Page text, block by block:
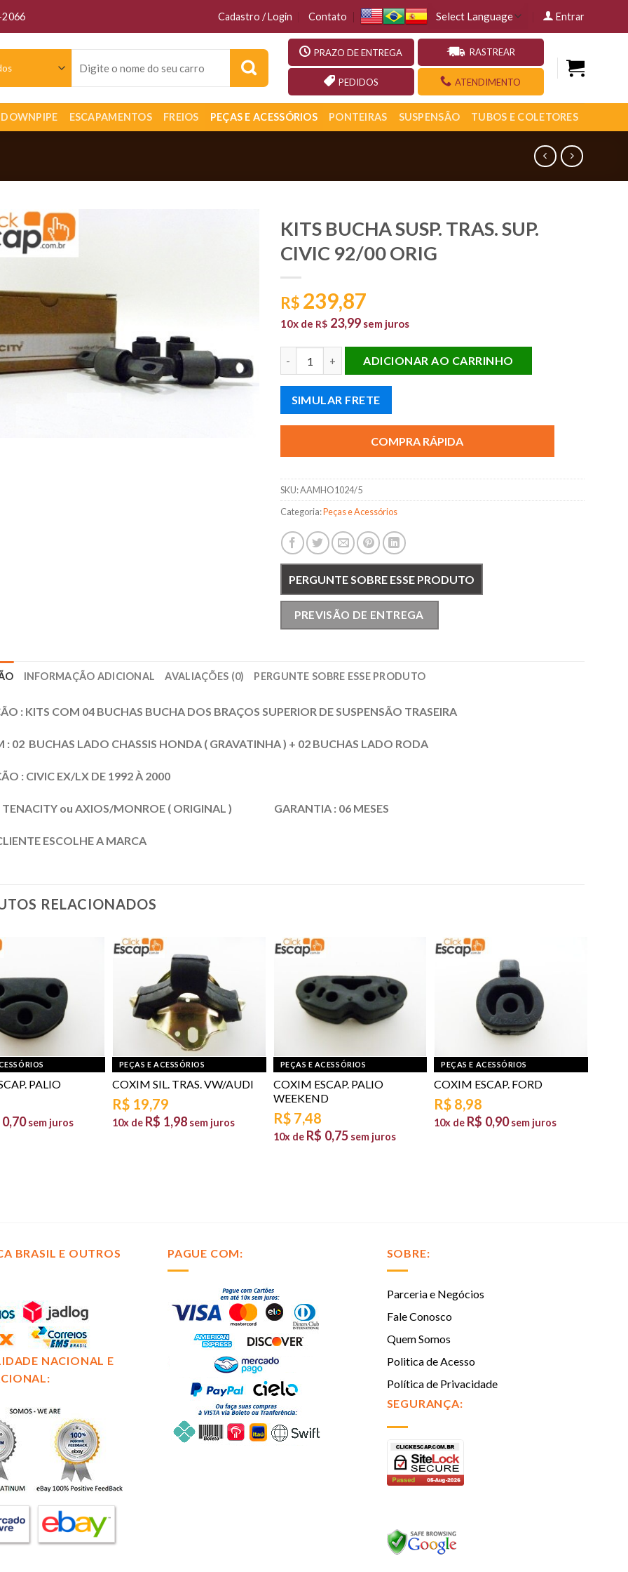
2066 Cadastro / Login Contato Entrar
por:
PRAZO DE ENTREGA
PEDIDOS
RASTREAR
ATENDIMENTO
DOWNPIPE ESCAPAMENTOS FREIOS PEÇAS E ACESSÓRIOS PONTEIRAS SUSPENSÃO TUBOS E COLETORES
KITS BUCHA SUSP. TRAS. SUP.
CIVIC 92/00 ORIG
R$ 239,87
10x de R$ 23,99 sem juros
ADICIONAR AO CARRINHO
SIMULAR FRETE
COMPRA RÁPIDA
SKU:AAMHO1024/5
Categoria:Peças e Acessórios
PERGUNTE SOBRE ESSE PRODUTO
PREVISÃO DE ENTREGA
INFORMAÇÃO ADICIONAL AVALIAÇÕES (0) PERGUNTE SOBRE ESSE PRODUTO
: KITS COM 04 BUCHAS BUCHA DOS BRAÇOS SUPERIOR DE SUSPENSÃO TRASEIRA
: 02 BUCHAS LADO CHASSIS HONDA ( GRAVATINHA ) + 02 BUCHAS LADO RODA
: CIVIC EX/LX DE 1992 À 2000
TENACITY ou AXIOS/MONROE ( ORIGINAL ) GARANTIA : 06 MESES
ESCOLHE A MARCA
RELACIONADOS
PALIO
0,70 sem juros
PEÇAS E ACESSÓRIOS
COXIM SIL. TRAS. VW/AUDI
R$ 19,79
10x de R$ 1,98 sem juros
PEÇAS E ACESSÓRIOS
COXIM ESCAP. PALIO
WEEKEND
R$ 7,48
10x de R$ 0,75 sem juros
PEÇAS E ACESSÓRIOS
COXIM ESCAP. FORD
R$ 8,98
10x de R$ 0,90 sem juros
BRASIL E OUTROS
NACIONAL E
PAGUE COM: SOBRE:
Parceria e Negócios
Fale Conosco
Quem Somos
Politica de Acesso
Política de Privacidade
SEGURANÇA: